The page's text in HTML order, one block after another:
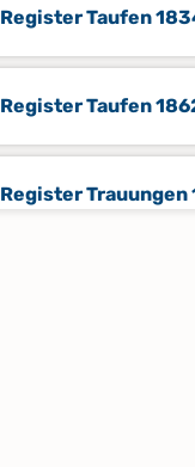
Register Taufen
Register Taufen
Register Trauungen